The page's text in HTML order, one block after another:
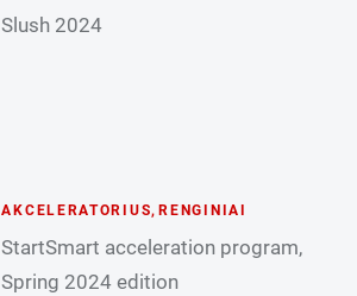
Slush 2024
AKCELERATORIUS, RENGINIAI
StartSmart acceleration program,
Spring 2024 edition